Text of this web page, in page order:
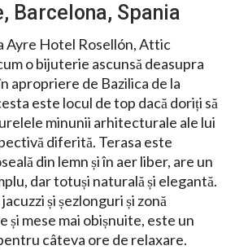
Barcelona, Spania
Ayre Hotel Rosellón, Attic
o bijuterie ascunsă deasupra
apropriere de Bazilica de la
este locul de top dacă doriți să
minunii arhitecturale ale lui
diferită. Terasa este
din lemn și în aer liber, are un
dar totuși naturală și elegantă.
și șezlonguri și zonă
și mese mai obișnuite, este un
câteva ore de relaxare.